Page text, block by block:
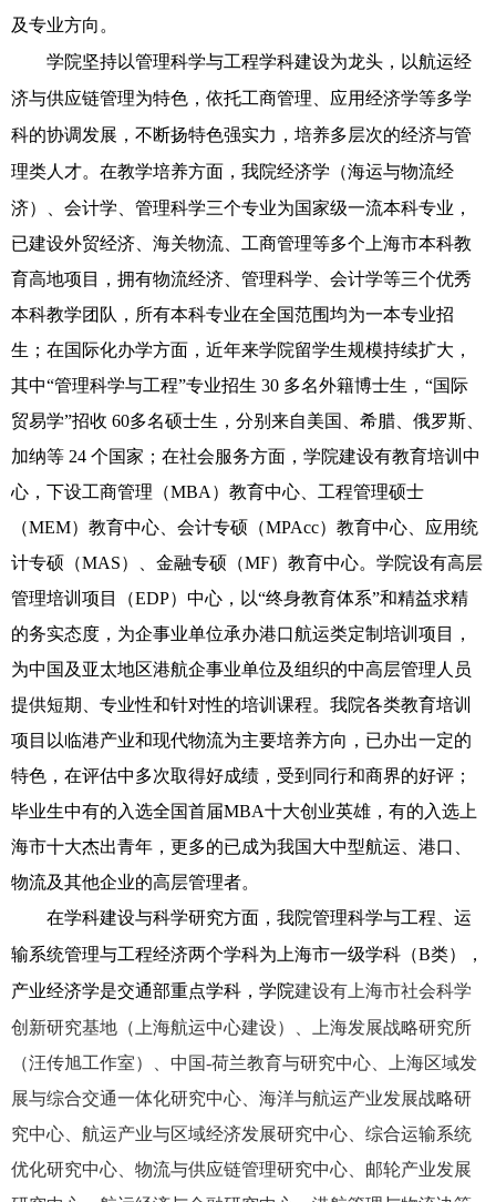
及专业方向。
学院坚持以管理科学与工程学科建设为龙头，以航运经
济与供应链管理为特色，依托工商管理、应用经济学等多学
科的协调发展，不断扬特色强实力，培养多层次的经济与管
理类人才。在教学培养方面，我院经济学（海运与物流经
济）、会计学、管理科学三个专业为国家级一流本科专业，
已建设外贸经济、海关物流、工商管理等多个上海市本科教
育高地项目，拥有物流经济、管理科学、会计学等三个优秀
本科教学团队，所有本科专业在全国范围均为一本专业招
生；在国际化办学方面，近年来学院留学生规模持续扩大，
其中“管理科学与工程”专业招生 30 多名外籍博士生，“国际
贸易学”招收 60多名硕士生，分别来自美国、希腊、俄罗斯、
加纳等 24 个国家；在社会服务方面，学院建设有教育培训中
心，下设工商管理（MBA）教育中心、工程管理硕士
（MEM）教育中心、会计专硕（MPAcc）教育中心、应用统
计专硕（MAS）、金融专硕（MF）教育中心。学院设有高层
管理培训项目（EDP）中心，以“终身教育体系”和精益求精
的务实态度，为企事业单位承办港口航运类定制培训项目，
为中国及亚太地区港航企事业单位及组织的中高层管理人员
提供短期、专业性和针对性的培训课程。我院各类教育培训
项目以临港产业和现代物流为主要培养方向，已办出一定的
特色，在评估中多次取得好成绩，受到同行和商界的好评；
毕业生中有的入选全国首届MBA十大创业英雄，有的入选上
海市十大杰出青年，更多的已成为我国大中型航运、港口、
物流及其他企业的高层管理者。
在学科建设与科学研究方面，我院管理科学与工程、运
输系统管理与工程经济两个学科为上海市一级学科（B类），
产业经济学是交通部重点学科，学院建设有上海市社会科学
创新研究基地（上海航运中心建设）、上海发展战略研究所
（汪传旭工作室）、中国-荷兰教育与研究中心、上海区域发
展与综合交通一体化研究中心、海洋与航运产业发展战略研
究中心、航运产业与区域经济发展研究中心、综合运输系统
优化研究中心、物流与供应链管理研究中心、邮轮产业发展